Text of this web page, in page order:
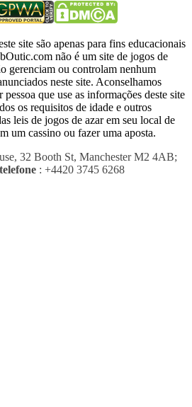
site são apenas para fins educacionais
não é um site de jogos de
gerenciam ou controlam nenhum
neste site. Aconselhamos
que use as informações deste site
os requisitos de idade e outros
leis de jogos de azar em seu local de
um cassino ou fazer uma aposta.
32 Booth St, Manchester M2 4AB;
: +4420 3745 6268